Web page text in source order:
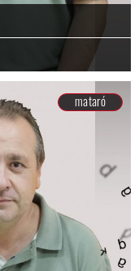
mataró